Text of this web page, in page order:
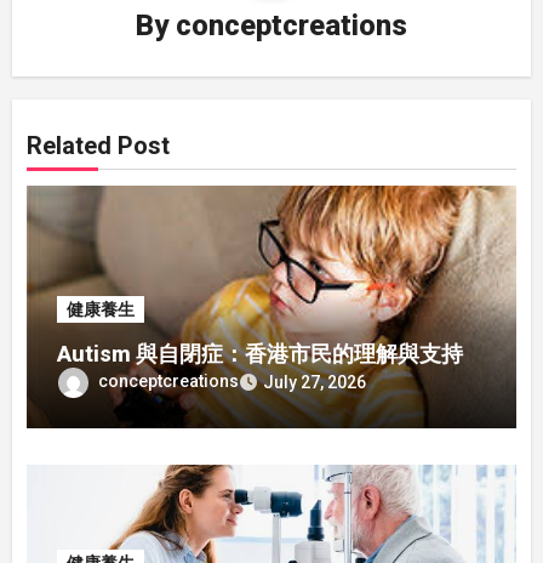
By conceptcreations
Related Post
健康養生
Autism 與自閉症：香港市民的理解與支持
conceptcreations July 27, 2026